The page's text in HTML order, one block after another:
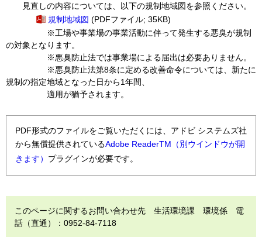
見直しの内容については、以下の規制地域図を参照ください。
規制地域図 (PDFファイル; 35KB)
※工場や事業場の事業活動に伴って発生する悪臭が規制
の対象となります。
※悪臭防止法では事業場による届出は必要ありません。
※悪臭防止法第8条に定める改善命令については、新たに
規制の指定地域となった日から1年間、
適用が猶予されます。
PDF形式のファイルをご覧いただくには、アドビ システムズ社
から無償提供されているAdobe ReaderTM（別ウインドウが開
きます） プラグインが必要です。
このページに関するお問い合わせ先 生活環境課 環境係 電
話（直通）：0952-84-7118